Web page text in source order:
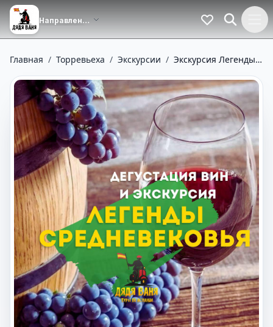
Главная / Торревьеха / Экскурсии / Экскурсия Легенды средневековья